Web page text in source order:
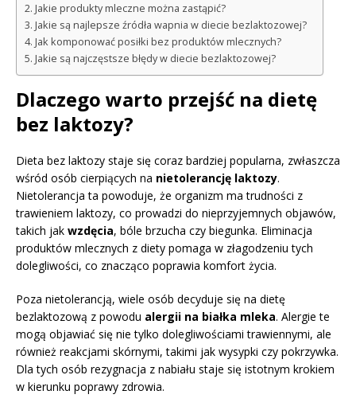
Jakie produkty mleczne można zastąpić?
Jakie są najlepsze źródła wapnia w diecie bezlaktozowej?
Jak komponować posiłki bez produktów mlecznych?
Jakie są najczęstsze błędy w diecie bezlaktozowej?
Dlaczego warto przejść na dietę
bez laktozy?
Dieta bez laktozy staje się coraz bardziej popularna, zwłaszcza
wśród osób cierpiących na nietolerancję laktozy.
Nietolerancja ta powoduje, że organizm ma trudności z
trawieniem laktozy, co prowadzi do nieprzyjemnych objawów,
takich jak wzdęcia, bóle brzucha czy biegunka. Eliminacja
produktów mlecznych z diety pomaga w złagodzeniu tych
dolegliwości, co znacząco poprawia komfort życia.
Poza nietolerancją, wiele osób decyduje się na dietę
bezlaktozową z powodu alergii na białka mleka. Alergie te
mogą objawiać się nie tylko dolegliwościami trawiennymi, ale
również reakcjami skórnymi, takimi jak wysypki czy pokrzywka.
Dla tych osób rezygnacja z nabiału staje się istotnym krokiem
w kierunku poprawy zdrowia.